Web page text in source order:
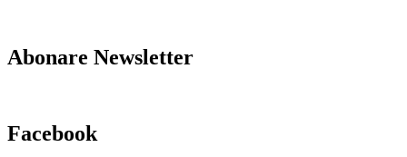
Abonare Newsletter
Facebook